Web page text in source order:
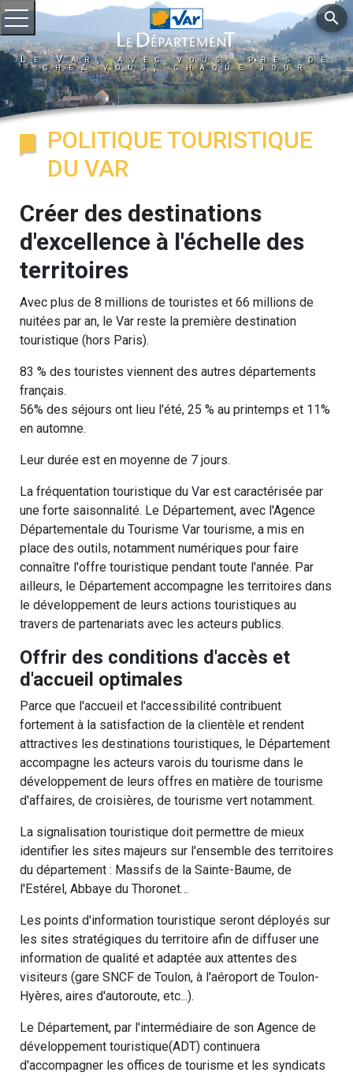
Ouvrir le menu
Le Var, avec vous, près de
chez vous, chaque jour
search
POLITIQUE TOURISTIQUE
DU VAR
Créer des destinations
d'excellence à l'échelle des
territoires
Avec plus de 8 millions de touristes et 66 millions de
nuitées par an, le Var reste la première destination
touristique (hors Paris).
83 % des touristes viennent des autres départements
français.
56% des séjours ont lieu l'été, 25 % au printemps et 11%
en automne.
Leur durée est en moyenne de 7 jours.
La fréquentation touristique du Var est caractérisée par
une forte saisonnalité. Le Département, avec l'Agence
Départementale du Tourisme Var tourisme, a mis en
place des outils, notamment numériques pour faire
connaître l'offre touristique pendant toute l'année. Par
ailleurs, le Département accompagne les territoires dans
le développement de leurs actions touristiques au
travers de partenariats avec les acteurs publics.
Offrir des conditions d'accès et
d'accueil optimales
Parce que l'accueil et l'accessibilité contribuent
fortement à la satisfaction de la clientèle et rendent
attractives les destinations touristiques, le Département
accompagne les acteurs varois du tourisme dans le
développement de leurs offres en matière de tourisme
d'affaires, de croisières, de tourisme vert notamment.
La signalisation touristique doit permettre de mieux
identifier les sites majeurs sur l'ensemble des territoires
du département : Massifs de la Sainte-Baume, de
l'Estérel, Abbaye du Thoronet…
Les points d'information touristique seront déployés sur
les sites stratégiques du territoire afin de diffuser une
information de qualité et adaptée aux attentes des
visiteurs (gare SNCF de Toulon, à l'aéroport de Toulon-
Hyères, aires d'autoroute, etc...).
Le Département, par l'intermédiaire de son Agence de
développement touristique(ADT) continuera
d'accompagner les offices de tourisme et les syndicats